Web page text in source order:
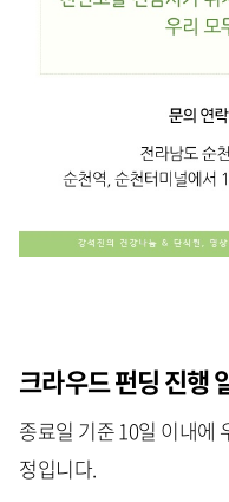
크라우드 펀딩 진행
종료일 기준 10일 이내에
정입니다.